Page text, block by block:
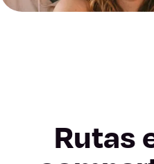
Rutas